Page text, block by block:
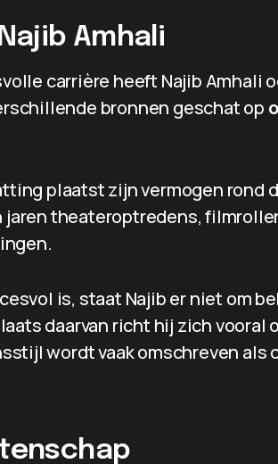
Amhali
carrière heeft Najib Amhali
bronnen geschat op
plaatst zijn vermogen rond
theateroptredens,
is, staat Najib er niet om
daarvan richt hij zich vooral
wordt vaak omschreven als